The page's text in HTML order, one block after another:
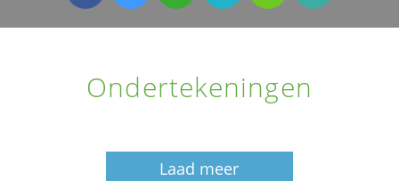
Ondertekeningen
Laad meer